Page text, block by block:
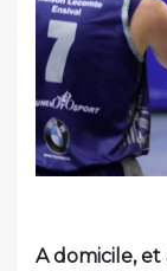
A domicile, et